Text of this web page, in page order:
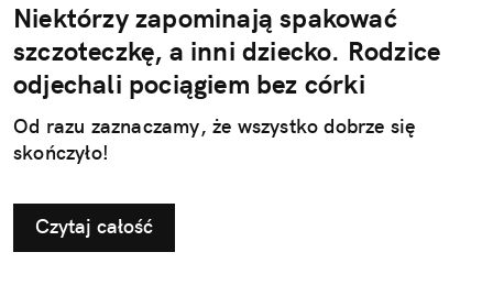
Niektórzy zapominają spakować
szczoteczkę, a inni dziecko. Rodzice
odjechali pociągiem bez córki
Od razu zaznaczamy, że wszystko dobrze się
skończyło!
Czytaj całość